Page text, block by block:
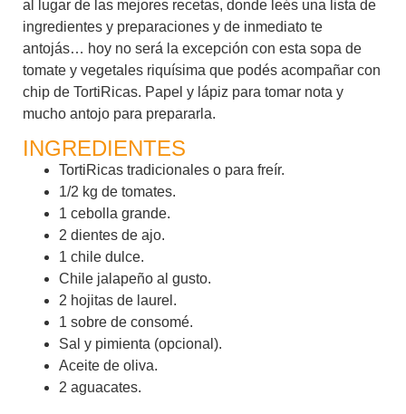
al lugar de las mejores recetas, donde leés una lista de
ingredientes y preparaciones y de inmediato te
antojás… hoy no será la excepción con esta sopa de
tomate y vegetales riquísima que podés acompañar con
chip de TortiRicas. Papel y lápiz para tomar nota y
mucho antojo para prepararla.
INGREDIENTES
TortiRicas tradicionales o para freír.
1/2 kg de tomates.
1 cebolla grande.
2 dientes de ajo.
1 chile dulce.
Chile jalapeño al gusto.
2 hojitas de laurel.
1 sobre de consomé.
Sal y pimienta (opcional).
Aceite de oliva.
2 aguacates.